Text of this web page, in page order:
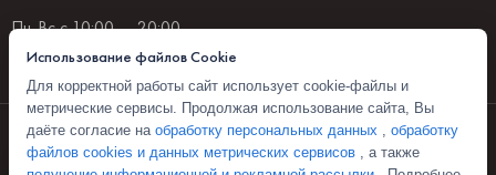
Пн-Вс с 10:00 — 20:00
© 2026 Комбоскини 1922
Политика конфиденциальности
Использование файлов Cookie
Для корректной работы сайт использует cookie-файлы и
метрические сервисы. Продолжая использование сайта, Вы
даёте согласие на обработку персональных данных , обработку
файлов cookies и данных метрических сервисов , а также